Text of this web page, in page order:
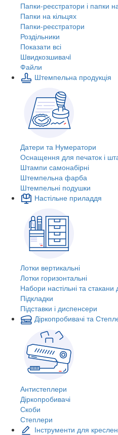
Папки-реєстратори і папки
Папки на кільцях
Папки-реєстратори
Роздільники
Показати всі
Швидкозшивачi
Файли
Штемпельна продукція
Датери та Нумератори
Оснащення для печаток і
Штампи самонабірні
Штемпельна фарба
Штемпельні подушки
Настільне приладдя
Лотки вертикальні
Лотки горизонтальні
Набори настільні та стакани
Підкладки
Підставки і диспенсери
Діркопробивачі та
Антистеплери
Діркопробивачі
Скоби
Степлери
Інструменти для